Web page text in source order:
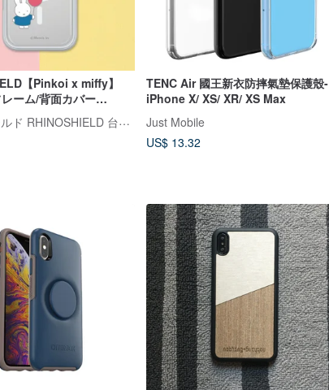
【Pinkoi x miffy】
ーム/背面カバー
応スマホケース - 風船がライノシールド RHINOSHIELD 台湾公式ストア
TENC Air 國王新衣防摔氣墊保護殼-
iPhone X/ XS/ XR/ XS Max
Just Mobile
US$ 13.32